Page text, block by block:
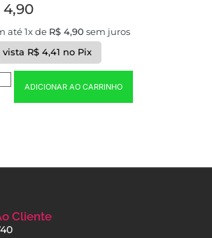
4,90
até 1x de R$4,90 sem juros
vista R$ 4,41 no Pix
ADICIONAR AO CARRINHO
Cliente